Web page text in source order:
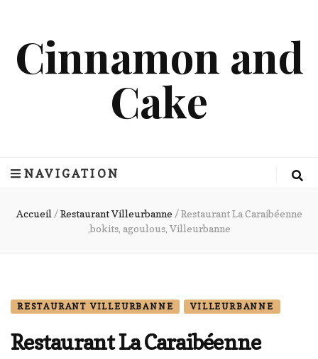
Cinnamon and
Cake
NAVIGATION
Accueil / Restaurant Villeurbanne / Restaurant La Caraibéenne
,bokits, agoulous, Villeurbanne
RESTAURANT VILLEURBANNE VILLEURBANNE
Restaurant La Caraibéenne